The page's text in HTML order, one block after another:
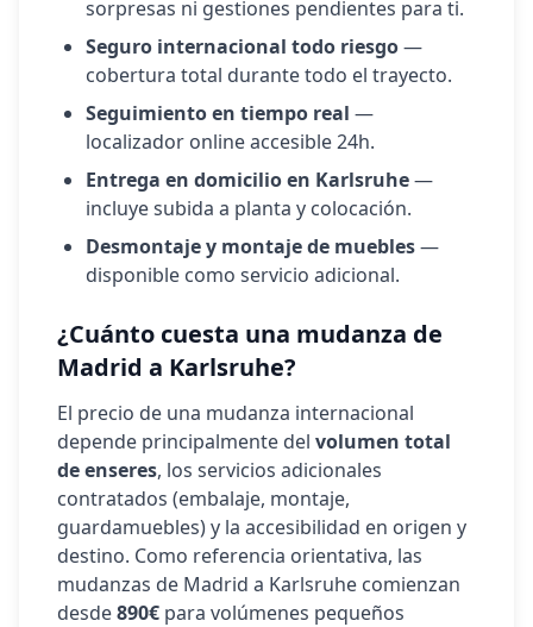
sorpresas ni gestiones pendientes para ti.
Seguro internacional todo riesgo—
cobertura total durante todo el trayecto.
Seguimiento en tiempo real —
localizador online accesible 24h.
Entrega en domicilio en Karlsruhe—
incluye subida a planta y colocación.
Desmontaje y montaje de muebles—
disponible como servicio adicional.
¿Cuánto cuesta una mudanza de
Madrid a Karlsruhe?
El precio de una mudanza internacional
depende principalmente del volumen total
de enseres, los servicios adicionales
contratados (embalaje, montaje,
guardamuebles) y la accesibilidad en origen y
destino. Como referencia orientativa, las
mudanzas de Madrid a Karlsruhe comienzan
desde890€ para volúmenes pequeños